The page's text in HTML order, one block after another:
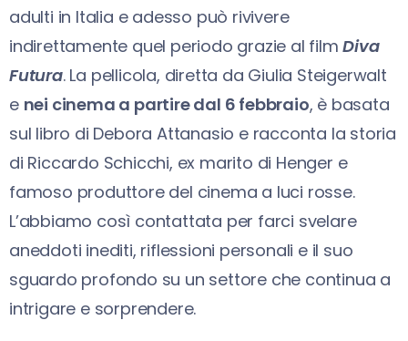
adulti in Italia e adesso può rivivere
indirettamente quel periodo grazie al filmDiva
Futura. La pellicola, diretta da Giulia Steigerwalt
e nei cinema a partire dal 6 febbraio, è basata
sul libro di Debora Attanasio e racconta la storia
di Riccardo Schicchi, ex marito di Henger e
famoso produttore del cinema a luci rosse.
L’abbiamo così contattata per farci svelare
aneddoti inediti, riflessioni personali e il suo
sguardo profondo su un settore che continua a
intrigare e sorprendere.